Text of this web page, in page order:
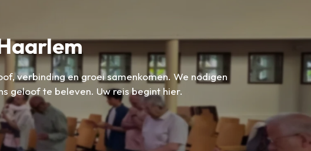
verbinding en groei samenkomen. We nodigen
geloof te beleven. Uw reis begint hier.